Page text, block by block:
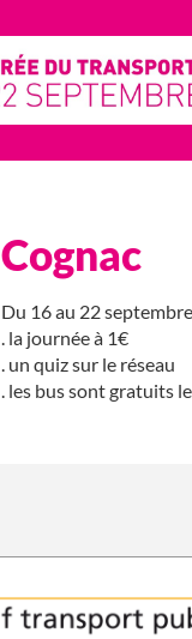
Cognac
Du 16 au 22
. la journée à 1€
. un quiz sur le réseau
. les bus sont gratuits